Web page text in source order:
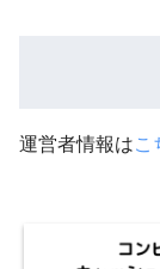
運営者情報はこ